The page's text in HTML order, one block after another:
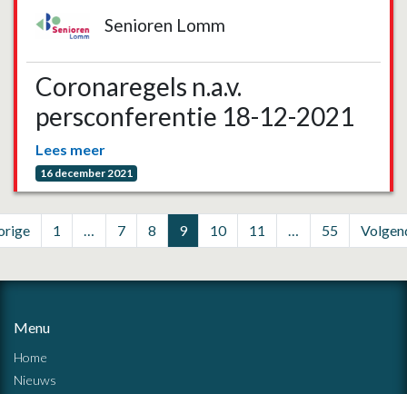
Senioren Lomm
Coronaregels n.a.v.
persconferentie 18-12-2021
Lees meer
16 december 2021
1 … 7 8 9 10 11 … 55
Menu
Home
Nieuws